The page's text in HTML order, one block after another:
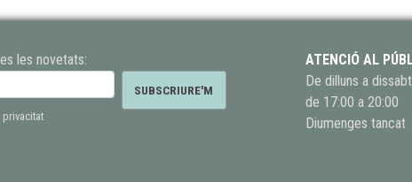
les novetats:
ATENCIÓ AL
De dilluns a
de 17:00 a 20:00
Diumenges tancat